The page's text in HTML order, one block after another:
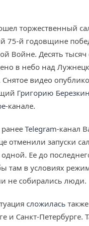
торжественный
75-й годовщине
Войне. Десять тысяч
в небо над
видео
Григорию
-канале.
Telegram-канал
отменили запуски
Ее до
там в условиях
не собирались люди.
сложилась
и Санкт-Петербурге.